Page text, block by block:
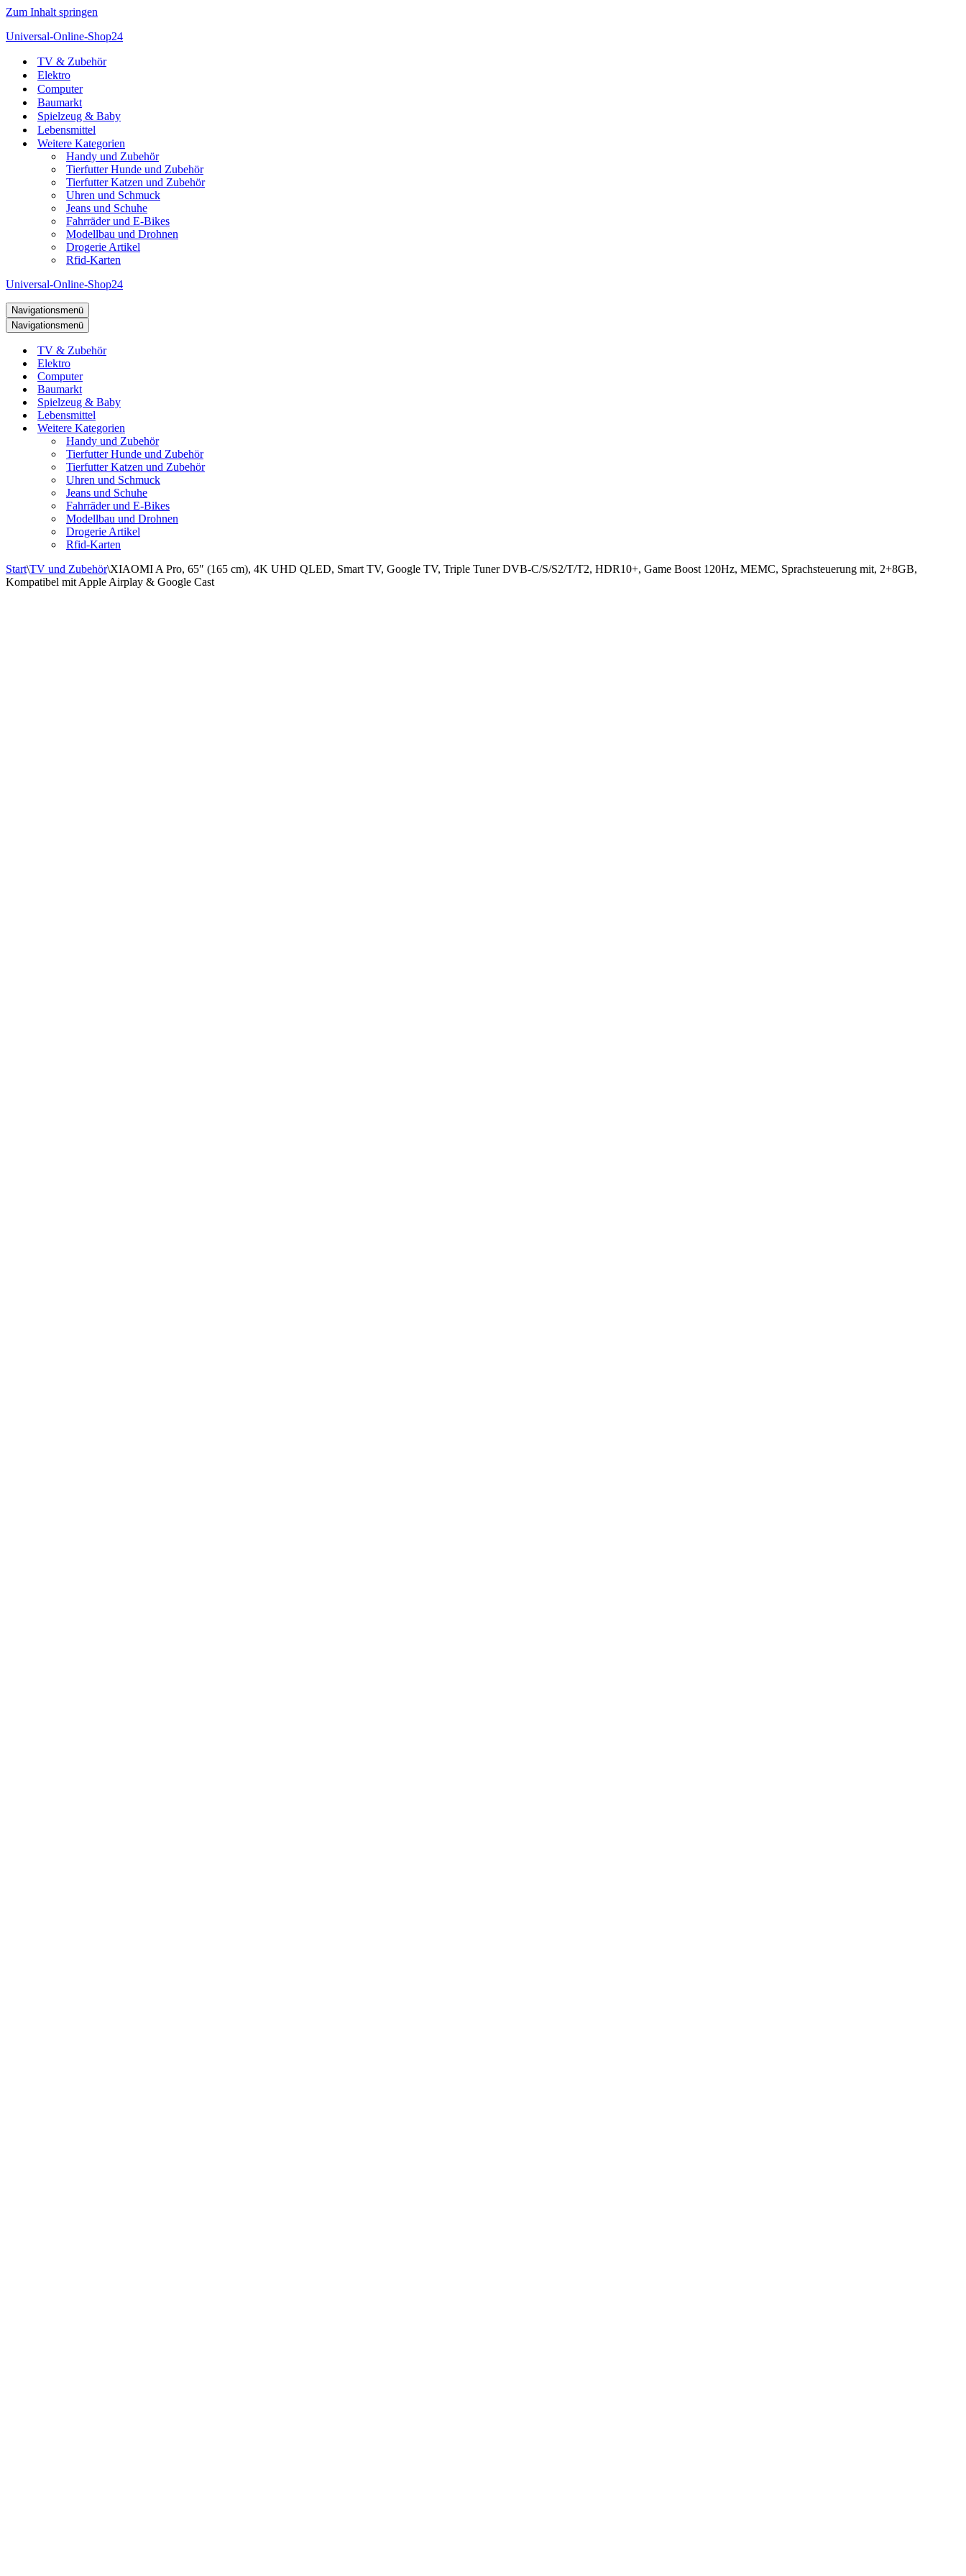
Zum Inhalt springen
Universal-Online-Shop24
TV & Zubehör
Elektro
Computer
Baumarkt
Spielzeug & Baby
Lebensmittel
Weitere Kategorien
Handy und Zubehör
Tierfutter Hunde und Zubehör
Tierfutter Katzen und Zubehör
Uhren und Schmuck
Jeans und Schuhe
Fahrräder und E-Bikes
Modellbau und Drohnen
Drogerie Artikel
Rfid-Karten
Universal-Online-Shop24
Navigationsmenü
Navigationsmenü
TV & Zubehör
Elektro
Computer
Baumarkt
Spielzeug & Baby
Lebensmittel
Weitere Kategorien
Handy und Zubehör
Tierfutter Hunde und Zubehör
Tierfutter Katzen und Zubehör
Uhren und Schmuck
Jeans und Schuhe
Fahrräder und E-Bikes
Modellbau und Drohnen
Drogerie Artikel
Rfid-Karten
Start\TV und Zubehör\XIAOMI A Pro, 65″ (165 cm), 4K UHD QLED, Smart TV, Google TV, Triple Tuner DVB-C/S/S2/T/T2, HDR10+, Game Boost 120Hz, MEMC, Sprachsteuerung mit, 2+8GB,
Kompatibel mit Apple Airplay & Google Cast